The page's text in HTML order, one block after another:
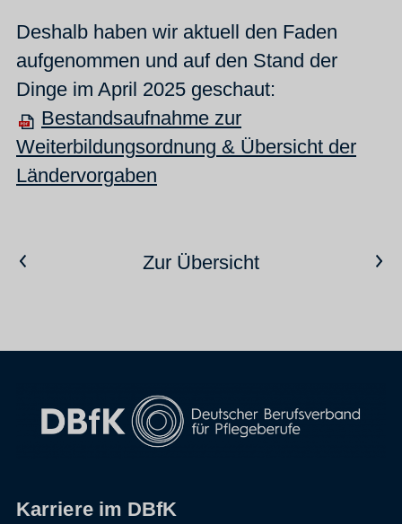
Deshalb haben wir aktuell den Faden
aufgenommen und auf den Stand der
Dinge im April 2025 geschaut:
Bestandsaufnahme zur
Weiterbildungsordnung & Übersicht der
Ländervorgaben
Vorheriger ArtikelZur ÜbersichtNächster Artikel
Karriere im DBfK